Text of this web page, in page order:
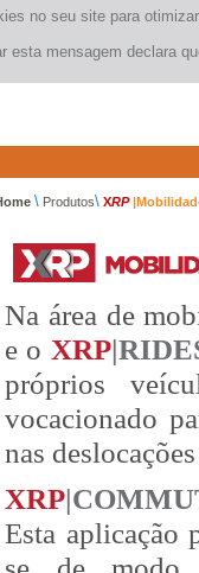
no seu site para
esta mensagem declara
\ Produtos\ XRP
Na área de
e o XRP
próprios
vocacionado
nas
XRP
Esta aplicação